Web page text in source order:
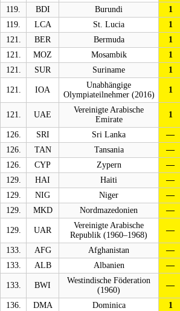
119.
BDI Burundi 1
119.
LCA St. Lucia 1
121.
BER Bermuda 1
121.
MOZ Mosambik 1
121.
SUR Suriname 1
121. IOA
Unabhängige
Olympiateilnehmer (2016)
1
121. UAE
Vereinigte Arabische
Emirate
1
126. SRI Sri Lanka —
126.
TAN Tansania —
126.
CYP Zypern —
129.
HAI Haiti —
129.
NIG Niger —
129.
MKD Nordmazedonien —
129. UAR
Vereinigte Arabische
Republik (1960–1968)
—
133. AFG Afghanistan —
133.
ALB Albanien —
133. BWI
Westindische Föderation
(1960)
—
136. DMA Dominica 1